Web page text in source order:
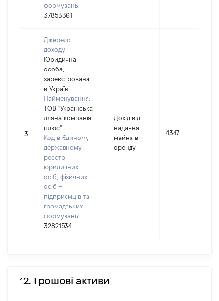
формувань:
37853361
3
Джерело
доходу:
Юридична
особа,
зареєстрована
в Україні
Найменування:
ТОВ "Українська
лляна компанія
плюс"
Код в Єдиному
державному
реєстрі
юридичних
осіб, фізичних
осіб –
підприємців та
громадських
формувань:
32821534
Дохід від
надання
майна в
оренду
4347
12. Грошові активи